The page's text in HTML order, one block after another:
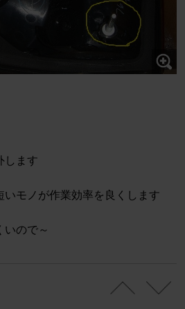
します
いモノが作業効率を良くします
いので～